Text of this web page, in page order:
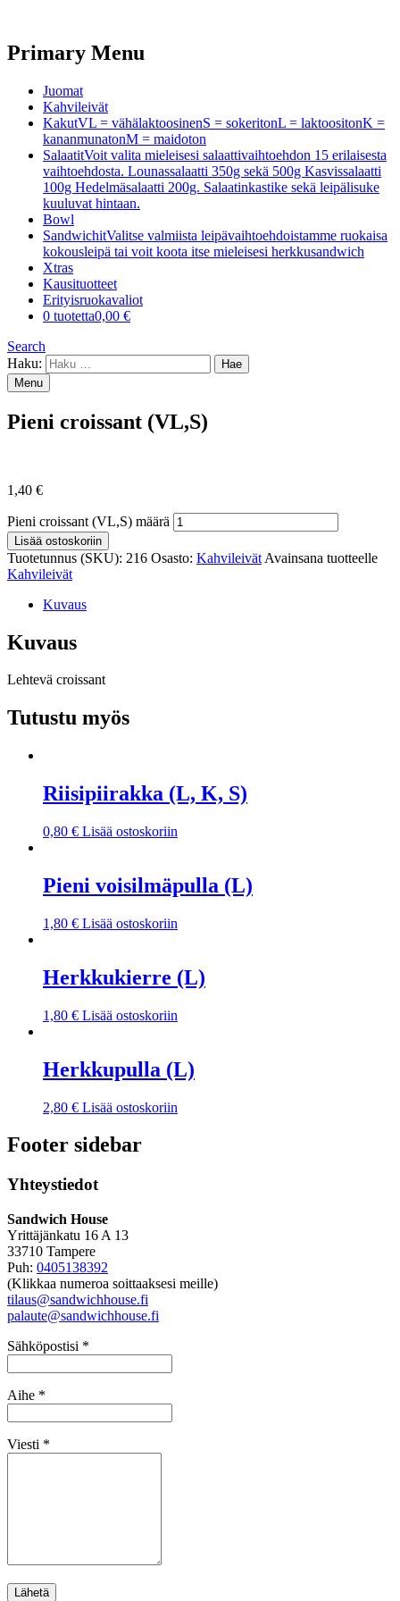
Primary Menu
Juomat
Kahvileivät
KakutVL = vähälaktoosinenS = sokeritonL = laktoositonK =
kananmunatonM = maidoton
SalaatitVoit valita mieleisesi salaattivaihtoehdon 15 erilaisesta
vaihtoehdosta. Lounassalaatti 350g sekä 500g Kasvissalaatti
100g Hedelmäsalaatti 200g. Salaatinkastike sekä leipälisuke
kuuluvat hintaan.
Bowl
SandwichitValitse valmiista leipävaihtoehdoistamme ruokaisa
kokousleipä tai voit koota itse mieleisesi herkkusandwich
Xtras
Kausituotteet
Erityisruokavaliot
0 tuotetta0,00 €
Search
Haku:
Menu
Pieni croissant (VL,S)
1,40 €
Pieni croissant (VL,S) määrä
Lisää ostoskoriin
Tuotetunnus (SKU): 216 Osasto: Kahvileivät Avainsana tuotteelle
Kahvileivät
Kuvaus
Kuvaus
Lehtevä croissant
Tutustu myös
Riisipiirakka (L, K, S)
0,80 € Lisää ostoskoriin
Pieni voisilmäpulla (L)
1,80 € Lisää ostoskoriin
Herkkukierre (L)
1,80 € Lisää ostoskoriin
Herkkupulla (L)
2,80 € Lisää ostoskoriin
Footer sidebar
Yhteystiedot
Sandwich House
Yrittäjänkatu 16 A 13
33710 Tampere
Puh: 0405138392
(Klikkaa numeroa soittaaksesi meille)
tilaus@sandwichhouse.fi
palaute@sandwichhouse.fi
Sähköpostisi *
Aihe *
Viesti *